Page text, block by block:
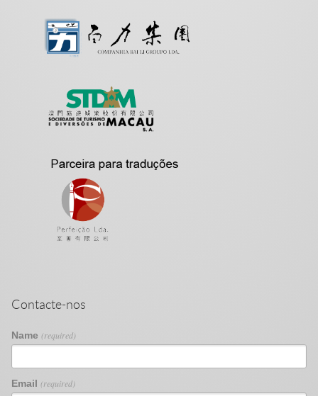
Contacte-nos
Name (required)
Email (required)